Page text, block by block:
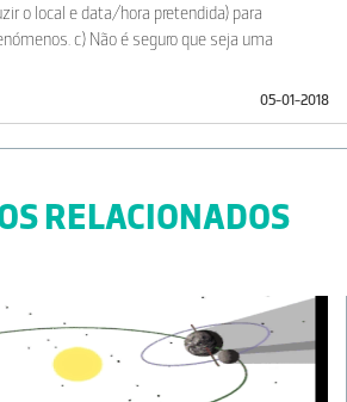
o local e data/hora pretendida) para
c) Não é seguro que seja uma
05-01-2018
RELACIONADOS